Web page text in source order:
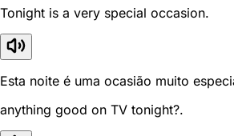
Tonight is a very special occasion.
Esta noite é uma ocasião muito
anything good on TV tonight?.